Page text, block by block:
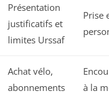
Présentation
justificatifs et
limites Urssaf
Prise
Achat vélo,
abonnements
à la